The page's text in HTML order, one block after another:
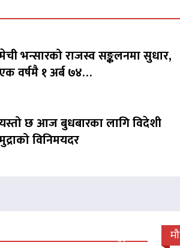
भन्सारको राजस्व सङ्कलनमा सुधार,
वर्षमै १ अर्ब ७४…
छ आज बुधबारका लागि विदेशी
विनिमयदर
५१औँ दिन पूरा